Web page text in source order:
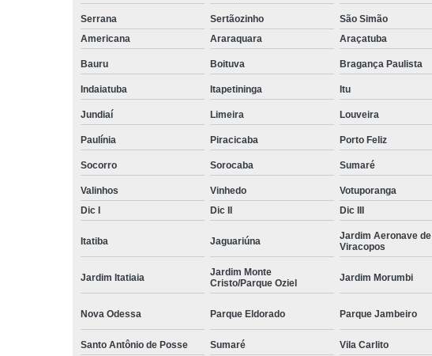
Serrana Sertãozinho São Simão
Americana
Araraquara Araçatuba
Bauru Boituva Bragança Paulista
Indaiatuba Itapetininga Itu
Jundiaí Limeira Louveira
Paulínia Piracicaba Porto Feliz
Socorro Sorocaba Sumaré
Valinhos Vinhedo
Votuporanga
Dic I
Dic II Dic III
Itatiba Jaguariúna
Jardim Aeronave de
Viracopos
Jardim Itatiaia
Jardim Monte
Cristo/Parque Oziel
Jardim Morumbi
Nova Odessa Parque Eldorado Parque Jambeiro
Santo Antônio de Posse Sumaré Vila Carlito